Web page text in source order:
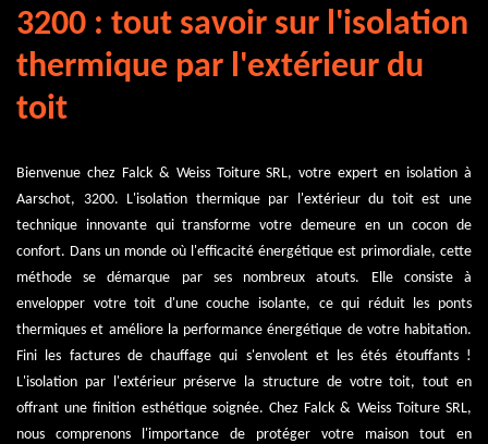
3200 : tout savoir sur l'isolation
thermique par l'extérieur du
toit
Bienvenue chez Falck & Weiss Toiture SRL, votre expert en isolation à
Aarschot, 3200. L'isolation thermique par l'extérieur du toit est une
technique innovante qui transforme votre demeure en un cocon de
confort. Dans un monde où l'efficacité énergétique est primordiale, cette
méthode se démarque par ses nombreux atouts. Elle consiste à
envelopper votre toit d'une couche isolante, ce qui réduit les ponts
thermiques et améliore la performance énergétique de votre habitation.
Fini les factures de chauffage qui s'envolent et les étés étouffants !
L'isolation par l'extérieur préserve la structure de votre toit, tout en
offrant une finition esthétique soignée. Chez Falck & Weiss Toiture SRL,
nous comprenons l'importance de protéger votre maison tout en